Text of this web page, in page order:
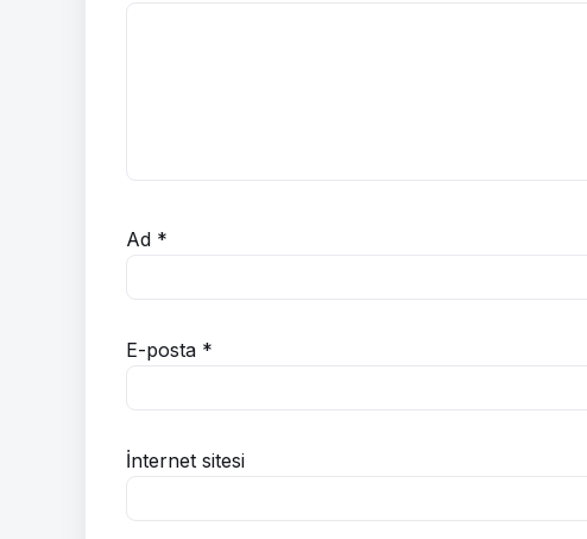
Ad *
E-posta *
İnternet sitesi